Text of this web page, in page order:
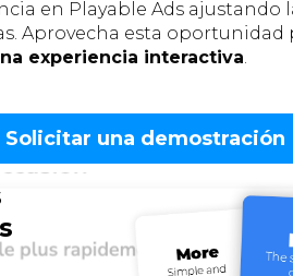
en Playable Ads ajustando
Aprovecha esta oportunidad
experiencia interactiva.
Solicitar una demostración